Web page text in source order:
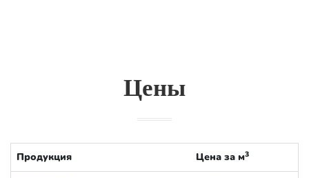
Цены
Продукция Цена за м3